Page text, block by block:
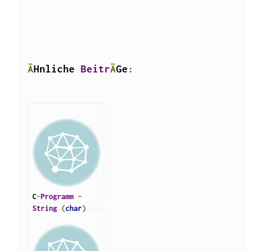
ÄHnliche BeitrÄGe :
C-Programm –
String (char)